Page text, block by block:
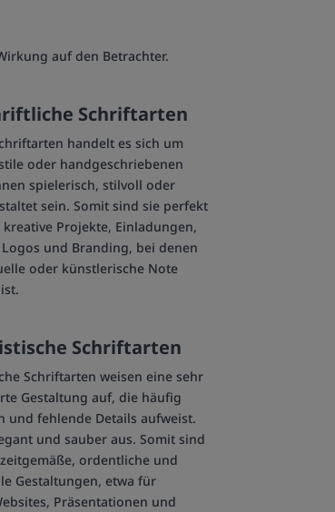
auf den Betrachter.
Schriftarten
handelt es sich um
oder handgeschriebenen
spielerisch, stilvoll oder
sein. Somit sind sie perfekt
Projekte, Einladungen,
und Branding, bei denen
oder künstlerische Note
Schriftarten
Schriftarten weisen eine sehr
Gestaltung auf, die häufig
und fehlende Details aufweist.
und sauber aus. Somit sind
ordentliche und
Gestaltungen, etwa für
Präsentationen und